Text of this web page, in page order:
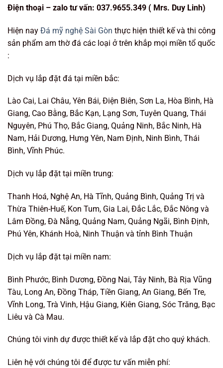
Điện thoại – zalo tư vấn: 037.9655.349 ( Mrs. Duy Linh)
Hiện nay Đá mỹ nghệ Sài Gòn thực hiện thiết kế và thi công
sản phẩm am thờ đá các loại ở trên khắp mọi miền tổ quốc
:
Dịch vụ lắp đặt đá tại miền bắc:
Lào Cai, Lai Châu, Yên Bái, Điện Biên, Sơn La, Hòa Bình, Hà
Giang, Cao Bằng, Bắc Kạn, Lạng Sơn, Tuyên Quang, Thái
Nguyên, Phú Thọ, Bắc Giang, Quảng Ninh, Bắc Ninh, Hà
Nam, Hải Dương, Hưng Yên, Nam Định, Ninh Bình, Thái
Bình, Vĩnh Phúc.
Dịch vụ lắp đặt tại miền trung:
Thanh Hoá, Nghệ An, Hà Tĩnh, Quảng Bình, Quảng Trị và
Thừa Thiên-Huế, Kon Tum, Gia Lai, Đắc Lắc, Đắc Nông và
Lâm Đồng, Đà Nẵng, Quảng Nam, Quảng Ngãi, Bình Định,
Phú Yên, Khánh Hoà, Ninh Thuận và tỉnh Bình Thuận
Dịch vụ lắp đặt tại miền nam:
Bình Phước, Bình Dương, Đồng Nai, Tây Ninh, Bà Rịa Vũng
Tàu, Long An, Đồng Tháp, Tiền Giang, An Giang, Bến Tre,
Vĩnh Long, Trà Vinh, Hậu Giang, Kiên Giang, Sóc Trăng, Bạc
Liêu và Cà Mau.
Chúng tôi vinh dự được thiết kế và lắp đặt cho quý khách.
Liên hệ với chúng tôi để được tư vấn miễn phí: